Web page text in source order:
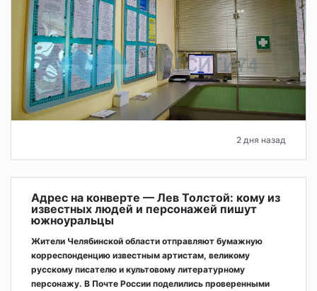
2 дня назад
Адрес на конверте — Лев Толстой: кому из
известных людей и персонажей пишут
южноуральцы
Жители Челябинской области отправляют бумажную
корреспонденцию известным артистам, великому
русскому писателю и культовому литературному
персонажу. В Почте России поделились проверенными